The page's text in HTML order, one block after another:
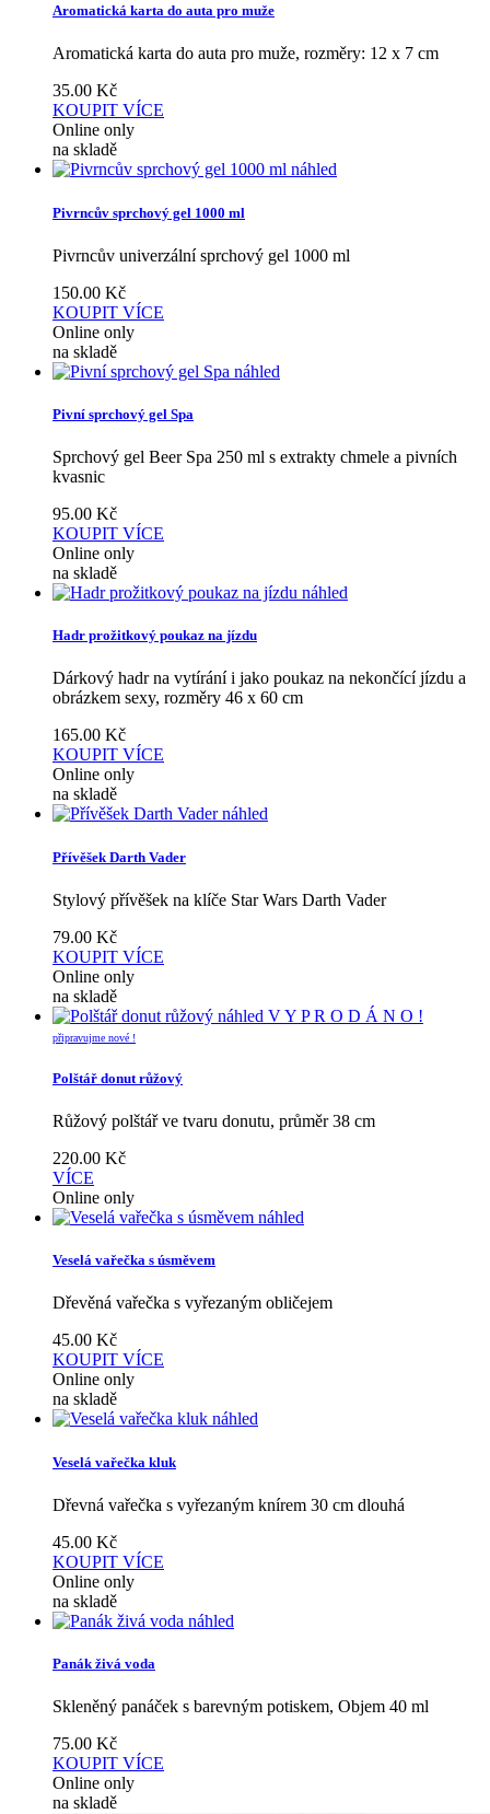
Aromatická karta do auta pro muže
Aromatická karta do auta pro muže, rozměry: 12 x 7 cm
35.00 Kč
KOUPIT VÍCE
Online only
na skladě
náhled
Pivrncův sprchový gel 1000 ml
Pivrncův univerzální sprchový gel 1000 ml
150.00 Kč
KOUPIT VÍCE
Online only
na skladě
náhled
Pivní sprchový gel Spa
Sprchový gel Beer Spa 250 ml s extrakty chmele a pivních
kvasnic
95.00 Kč
KOUPIT VÍCE
Online only
na skladě
náhled
Hadr prožitkový poukaz na jízdu
Dárkový hadr na vytírání i jako poukaz na nekončící jízdu a
obrázkem sexy, rozměry 46 x 60 cm
165.00 Kč
KOUPIT VÍCE
Online only
na skladě
náhled
Přívěšek Darth Vader
Stylový přívěšek na klíče Star Wars Darth Vader
79.00 Kč
KOUPIT VÍCE
Online only
na skladě
náhled V Y P R O D Á N O !
připravujme nové !
Polštář donut růžový
Růžový polštář ve tvaru donutu, průměr 38 cm
220.00 Kč
VÍCE
Online only
náhled
Veselá vařečka s úsměvem
Dřevěná vařečka s vyřezaným obličejem
45.00 Kč
KOUPIT VÍCE
Online only
na skladě
náhled
Veselá vařečka kluk
Dřevná vařečka s vyřezaným knírem 30 cm dlouhá
45.00 Kč
KOUPIT VÍCE
Online only
na skladě
náhled
Panák živá voda
Skleněný panáček s barevným potiskem, Objem 40 ml
75.00 Kč
KOUPIT VÍCE
Online only
na skladě